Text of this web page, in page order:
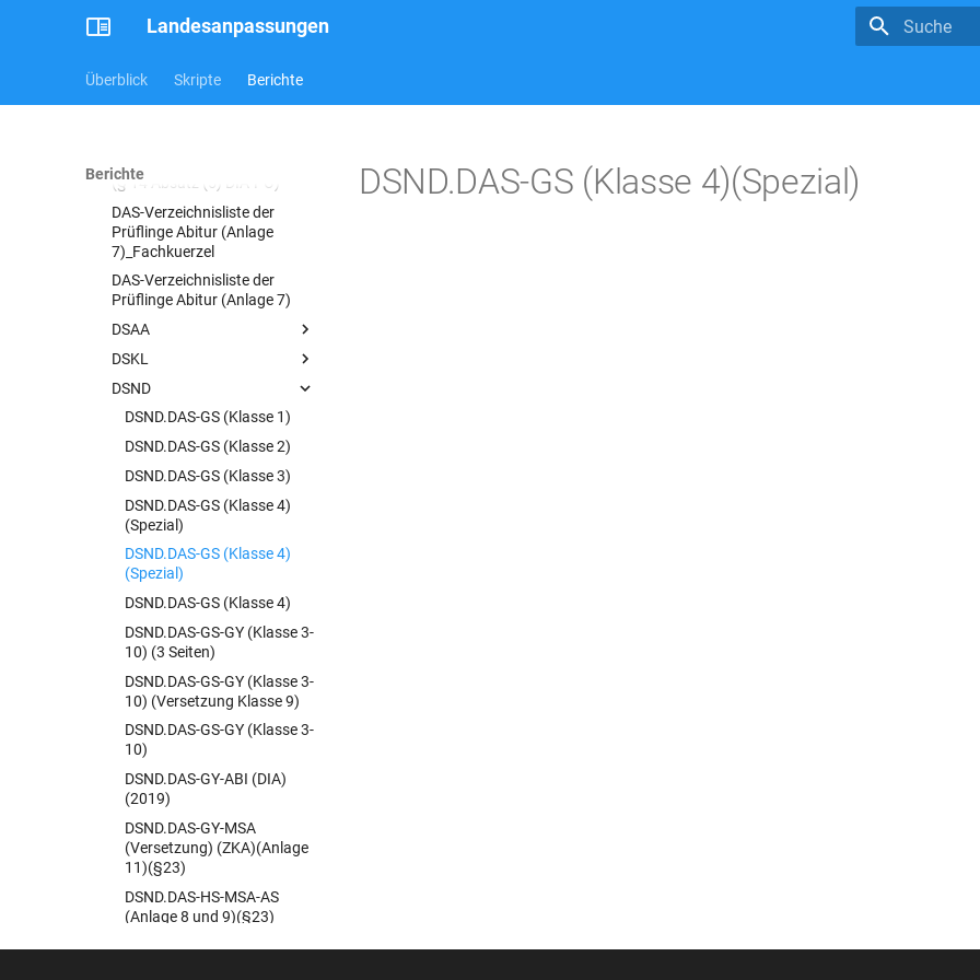
Landesanpassungen
Überblick Skripte Berichte
Berichte
(RiLi 1.6)(ab2020)
DAS-Zeugnis Gymnasium -
(§ 14 Absatz (5) DIA-PO)
DAS-Verzeichnisliste der
Prüflinge Abitur (Anlage
7)_Fachkuerzel
DAS-Verzeichnisliste der
Prüflinge Abitur (Anlage 7)
DSAA
DSAA.DAS-JZ-GS
DSAA.DAS-JZ-GS
DSAA.DAS-SekI+II-JZ
DSKL
DSKL.DAS-JZ (3-12)(2018)
DSKL.DAS-ZZ (Q-Phase 11-
12)(2018)
DSND.DAS-GS (Klasse 1)
DSND.DAS-GS (Klasse 2)
DSND
DSND.DAS-GS (Klasse 1)
DSND.DAS-GS (Klasse 2)
DSND.DAS-GS (Klasse 3)
DSND.DAS-GS (Klasse 4)
(Spezial)
DSND.DAS-GS (Klasse 4)
(Spezial)
DSND.DAS-GS (Klasse 4)
DSND.DAS-GS-GY (Klasse 3-
10) (3 Seiten)
DSND.DAS-GS-GY (Klasse 3-
10) (Versetzung Klasse 9)
DSND.DAS-GS-GY (Klasse 3-
10)
DSND.DAS-GY-ABI (DIA)
(2019)
DSND.DAS-GY-MSA
(Versetzung) (ZKA)(Anlage
11)(§23)
DSND.DAS-HS-MSA-AS
(Anlage 8 und 9)(§23)
DSND-DAS-ZZ (Q-Phase)
DSND.DAS-GS (Klasse 4)(Spezial)